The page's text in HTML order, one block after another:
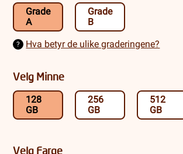
Grade
A
Grade
B
? Hva betyr de ulike graderingene?
Velg Minne
128
GB
256
GB
512
GB
Velg Farge